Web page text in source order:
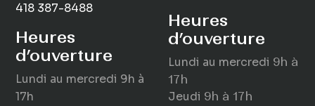
418 387-8488
Heures
d’ouverture
Lundi au mercredi 9h à
17h
Heures
d’ouverture
Lundi au mercredi 9h à
17h
Jeudi 9h à 17h